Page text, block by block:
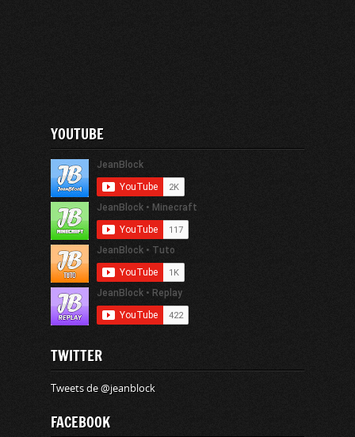
YOUTUBE
TWITTER
Tweets de @jeanblock
FACEBOOK